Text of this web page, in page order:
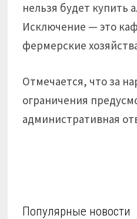
нельзя будет купить
Исключение — это
фермерские
Отмечается, что за
ограничения
административная
Популярные новости